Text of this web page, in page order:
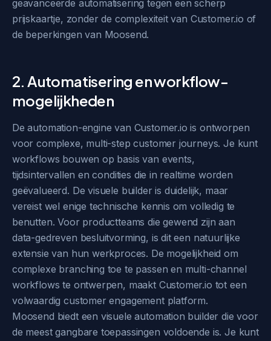
geavanceerde automatisering tegen een scherp
prijskaartje, zonder de complexiteit van Customer.io of
de beperkingen van Moosend.
2. Automatisering en workflow-
mogelijkheden
De automation-engine van Customer.io is ontworpen
voor complexe, multi-step customer journeys. Je kunt
workflows bouwen op basis van events,
tijdsintervallen en condities die in realtime worden
geëvalueerd. De visuele builder is duidelijk, maar
vereist wel enige technische kennis om volledig te
benutten. Voor productteams die gewend zijn aan
data-gedreven besluitvorming, is dit een natuurlijke
extensie van hun werkproces. De mogelijkheid om
complexe branching toe te passen en multi-channel
workflows te ontwerpen, maakt Customer.io tot een
volwaardig customer engagement platform.
Moosend biedt een visuele automation builder die voor
de meest gangbare toepassingen voldoende is. Je kunt